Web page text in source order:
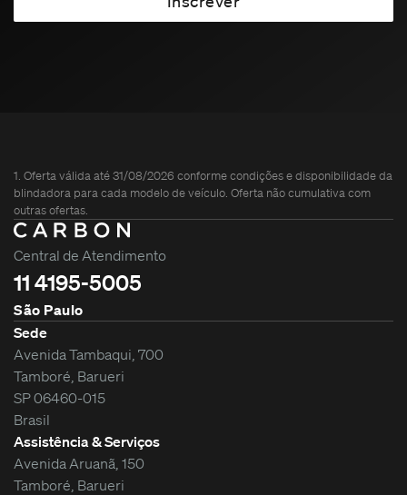
1. Oferta válida até 31/08/2026 conforme condições e disponibilidade da
blindadora para cada modelo de veículo. Oferta não cumulativa com
outras ofertas.
Central de Atendimento
11 4195-5005
São Paulo
Sede
Avenida Tambaqui, 700
Tamboré, Barueri
SP 06460-015
Brasil
Assistência & Serviços
Avenida Aruanã, 150
Tamboré, Barueri